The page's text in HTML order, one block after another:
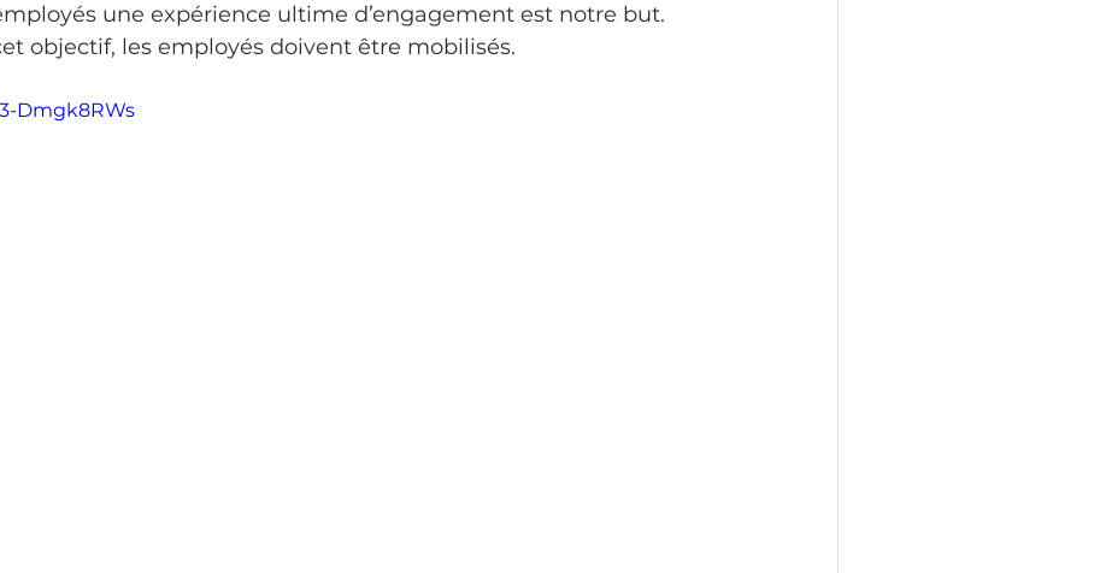
une expérience ultime d’engagement est notre but.
objectif, les employés doivent être mobilisés.
Dmgk8RWs